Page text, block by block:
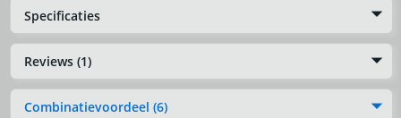
Specificaties
Reviews (1)
Combinatievoordeel (6)